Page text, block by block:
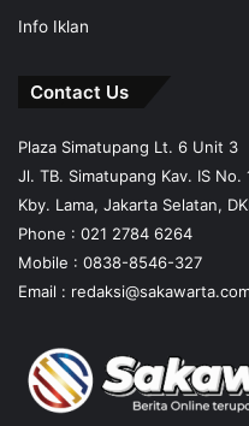
Info Iklan
Contact Us
Plaza Simatupang Lt. 6 Unit 3
Jl. TB. Simatupang Kav. IS No.
Kby. Lama, Jakarta Selatan,
Phone : 021 2784 6264
Mobile : 0838-8546-327
Email :